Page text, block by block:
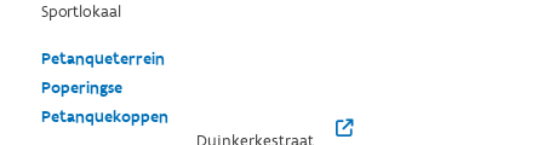
Sportlokaal
Petanqueterrein
Poperingse
Petanquekoppen